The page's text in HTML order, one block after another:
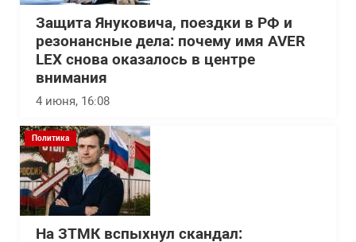
Защита Януковича, поездки в РФ и
резонансные дела: почему имя AVER
LEX снова оказалось в центре
внимания
4 июня, 16:08
Политика
На ЗТМК вспыхнул скандал: